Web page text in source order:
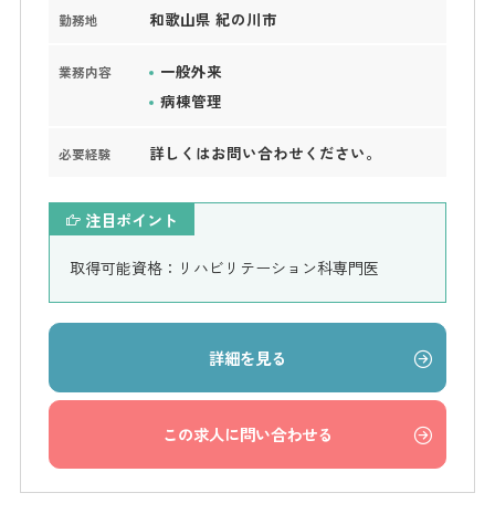
勤務地 和歌山県 紀の川市
業務内容
一般外来
病棟管理
必要経験 詳しくはお問い合わせください。
注目ポイント
取得可能資格：リハビリテーション科専門医
詳細を見る
この求人に問い合わせる